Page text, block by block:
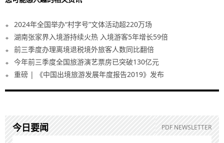
2024年全国举办“村字号”文体活动超220万场
湖南张家界入境游持续火热 入境游客5年增长59倍
前三季度办理离境退税境外旅客人数同比翻倍
今年前三季度全国旅游演艺票房已突破130亿元
重磅 | 《中国出境旅游发展年度报告2019》发布
今日要闻 PDF NEWSLETTER